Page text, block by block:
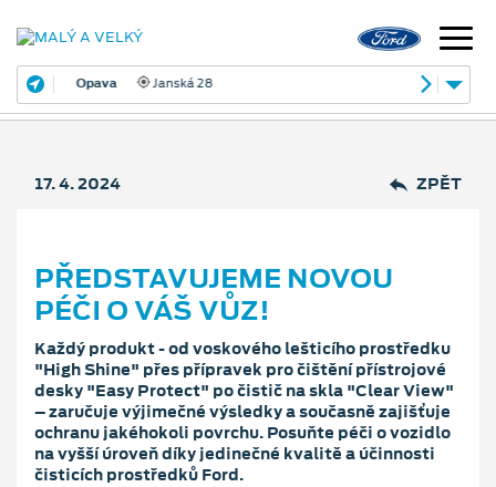
Opava Janská 28
17. 4. 2024 ZPĚT
PŘEDSTAVUJEME NOVOU
PÉČI O VÁŠ VŮZ!
Každý produkt - od voskového lešticího prostředku
"High Shine" přes přípravek pro čištění přístrojové
desky "Easy Protect" po čistič na skla "Clear View"
– zaručuje výjimečné výsledky a současně zajišťuje
ochranu jakéhokoli povrchu. Posuňte péči o vozidlo
na vyšší úroveň díky jedinečné kvalitě a účinnosti
čisticích prostředků Ford.